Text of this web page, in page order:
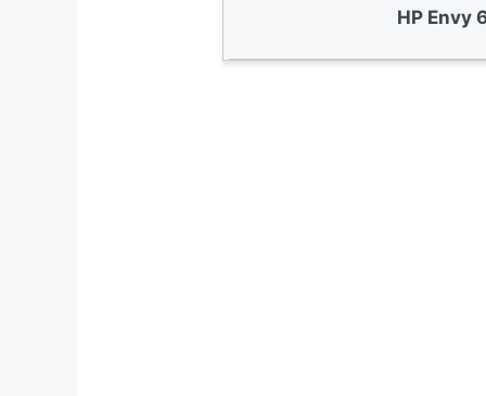
HP Envy